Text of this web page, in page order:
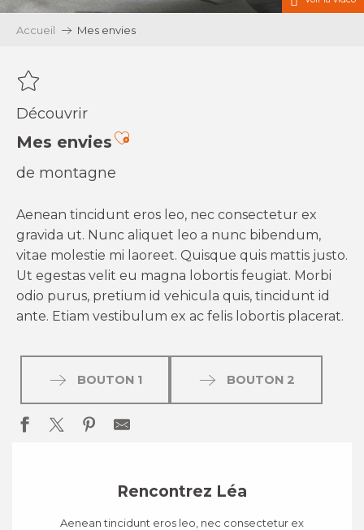
Accueil Mes envies
Découvrir
Mes enviesAjouter aux favoris
de montagne
Aenean tincidunt eros leo, nec consectetur ex
gravida ut. Nunc aliquet leo a nunc bibendum,
vitae molestie mi laoreet. Quisque quis mattis justo.
Ut egestas velit eu magna lobortis feugiat. Morbi
odio purus, pretium id vehicula quis, tincidunt id
ante. Etiam vestibulum ex ac felis lobortis placerat.
BOUTON 1 BOUTON 2
Rencontrez Léa
Aenean tincidunt eros leo, nec consectetur ex